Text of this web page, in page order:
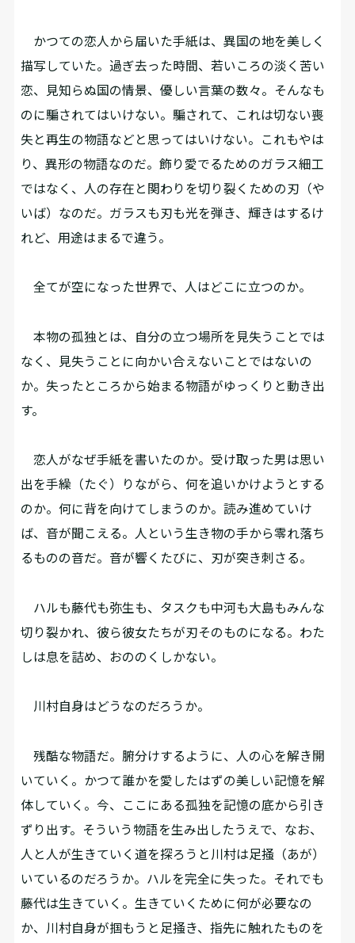
かつての恋人から届いた手紙は、異国の地を美しく
描写していた。過ぎ去った時間、若いころの淡く苦い
恋、見知らぬ国の情景、優しい言葉の数々。そんなも
のに騙されてはいけない。騙されて、これは切ない喪
失と再生の物語などと思ってはいけない。これもやは
り、異形の物語なのだ。飾り愛でるためのガラス細工
ではなく、人の存在と関わりを切り裂くための刃（や
いば）なのだ。ガラスも刃も光を弾き、輝きはするけ
れど、用途はまるで違う。
全てが空になった世界で、人はどこに立つのか。
本物の孤独とは、自分の立つ場所を見失うことでは
なく、見失うことに向かい合えないことではないの
か。失ったところから始まる物語がゆっくりと動き出
す。
恋人がなぜ手紙を書いたのか。受け取った男は思い
出を手繰（たぐ）りながら、何を追いかけようとする
のか。何に背を向けてしまうのか。読み進めていけ
ば、音が聞こえる。人という生き物の手から零れ落ち
るものの音だ。音が響くたびに、刃が突き刺さる。
ハルも藤代も弥生も、タスクも中河も大島もみんな
切り裂かれ、彼ら彼女たちが刃そのものになる。わた
しは息を詰め、おののくしかない。
川村自身はどうなのだろうか。
残酷な物語だ。腑分けするように、人の心を解き開
いていく。かつて誰かを愛したはずの美しい記憶を解
体していく。今、ここにある孤独を記憶の底から引き
ずり出す。そういう物語を生み出したうえで、なお、
人と人が生きていく道を探ろうと川村は足掻（あが）
いているのだろうか。ハルを完全に失った。それでも
藤代は生きていく。生きていくために何が必要なの
か、川村自身が掴もうと足掻き、指先に触れたものを